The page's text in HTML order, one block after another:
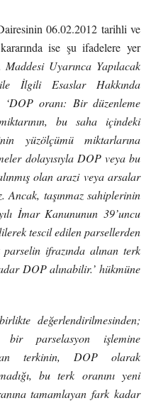
06.02.2012 tarihli ve
ise şu ifadelere yer
Uyarınca Yapılacak
İlgili Esaslar Hakkında
‘DOP oranı: Bir düzenleme
bu saha içindeki
yüzölçümü miktarlarına
dolayısıyla DOP veya bu
olan arazi veya arsalar
Ancak, taşınmaz sahiplerinin
İmar Kanununun 39’uncu
tescil edilen parsellerden
ifrazında alınan terk
DOP alınabilir.’ hükmüne
değerlendirilmesinden;
parselasyon işlemine
terkinin, DOP olarak
bu terk oranını yeni
tamamlayan fark kadar